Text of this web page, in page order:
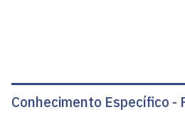
Conhecimento Específico -